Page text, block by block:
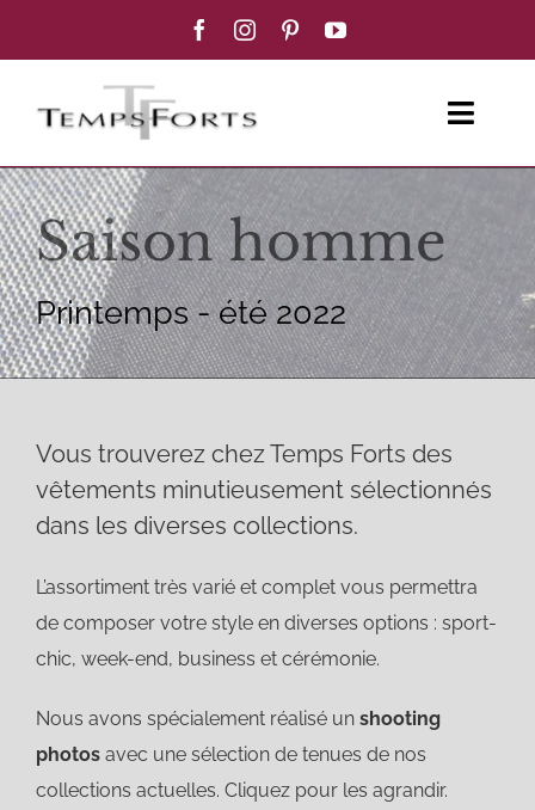
ACCUEIL
FEMME
HOMME
BLOG MODE
CONTACT
Saison homme
Printemps - été 2022
Vous trouverez chez Temps Forts des
vêtements minutieusement sélectionnés
dans les diverses collections.
L’assortiment très varié et complet vous permettra
de composer votre style en diverses options : sport-
chic, week-end, business et cérémonie.
Nous avons spécialement réalisé un shooting
photos avec une sélection de tenues de nos
collections actuelles. Cliquez pour les agrandir.